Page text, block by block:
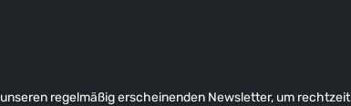
regelmäßig erscheinenden Newsletter, um